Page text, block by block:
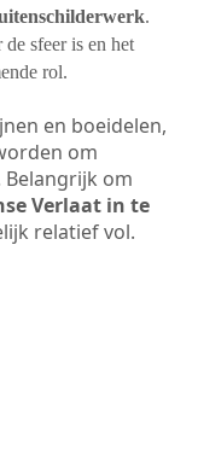
.
sfeer is en het
rol.
en boeidelen,
om
om
Verlaat in te
relatief vol.